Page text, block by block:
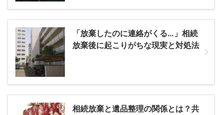
「放棄したのに連絡がくる…」相続
放棄後に起こりがちな現実と対処法
相続放棄と遺品整理の関係とは？共